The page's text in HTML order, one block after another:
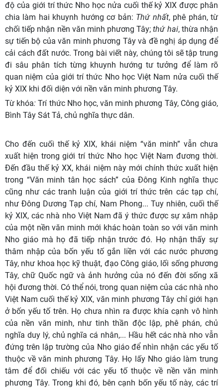
độ của giới trí thức Nho học nửa cuối thế kỷ XIX được phân
chia làm hai khuynh hướng cơ bản: Thứ nhất, phê phán, từ
chối tiếp nhận nền văn minh phương Tây;thứ hai, thừa nhận
sự tiến bộ của văn minh phương Tây và đề nghị áp dụng để
cải cách đất nước. Trong bài viết này, chúng tôi sẽ tập trung
đi sâu phân tích từng khuynh hướng tư tưởng để làm rõ
quan niệm của giới trí thức Nho học Việt Nam nửa cuối thế
kỷ XIX khi đối diện với nền văn minh phương Tây.
Từ khóa:Trí thức Nho học, văn minh phương Tây, Công giáo,
Bình Tây Sát Tả, chủ nghĩa thực dân.
Cho đến cuối thế kỷ XIX, khái niệm “văn minh” vẫn chưa
xuất hiện trong giới trí thức Nho học Việt Nam đương thời.
Đến đầu thế kỷ XX, khái niệm này mới chính thức xuất hiện
trong “Văn minh tân học sách” của Đông Kinh nghĩa thục
cũng như các tranh luận của giới trí thức trên các tạp chí,
như Đông Dương Tạp chí, Nam Phong... Tuy nhiên, cuối thế
kỷ XIX, các nhà nho Việt Nam đã ý thức được sự xâm nhập
của một nền văn minh mới khác hoàn toàn so với văn minh
Nho giáo mà họ đã tiếp nhận trước đó. Họ nhận thấy sự
thâm nhập của bốn yếu tố gắn liền với các nước phương
Tây, như khoa học kỹ thuật, đạo Công giáo, lối sống phương
Tây, chữ Quốc ngữ và ảnh hưởng của nó đến đời sống xã
hội đương thời. Có thể nói, trong quan niệm của các nhà nho
Việt Nam cuối thế kỷ XIX, văn minh phương Tây chỉ giới hạn
ở bốn yếu tố trên. Họ chưa nhìn ra được khía cạnh vô hình
của nền văn minh, như tinh thần độc lập, phê phán, chủ
nghĩa duy lý, chủ nghĩa cá nhân,... Hầu hết các nhà nho vẫn
đứng trên lập trường của Nho giáo để nhìn nhận các yếu tố
thuộc về văn minh phương Tây. Họ lấy Nho giáo làm trung
tâm để đối chiếu với các yếu tố thuộc về nền văn minh
phương Tây. Trong khi đó, bên cạnh bốn yếu tố này, các trí